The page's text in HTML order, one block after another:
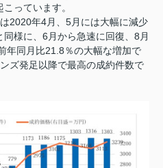
っています。
2020年4月、5月には大幅に減少
様に、6月から急速に回復、8月
年同月比21.8％の大幅な増加で
ズ発足以降で最高の成約件数で